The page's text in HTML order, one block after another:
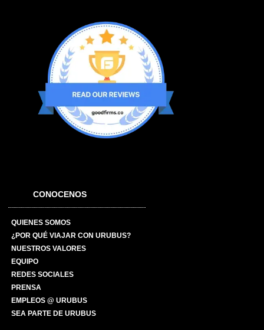
CONOCENOS
QUIENES SOMOS
¿POR QUÉ VIAJAR CON URUBUS?
NUESTROS VALORES
EQUIPO
REDES SOCIALES
PRENSA
EMPLEOS @ URUBUS
SEA PARTE DE URUBUS